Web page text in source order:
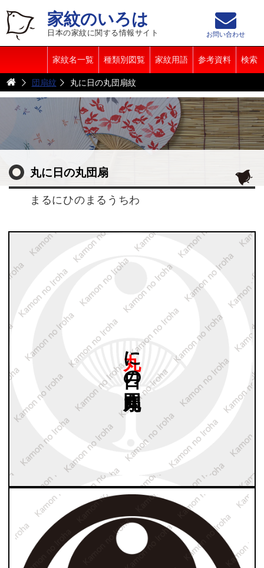
家紋のいろは
日本の家紋に関する情報サイト
家紋名一覧 種類別図覧 家紋用語 参考資料 検索
お問い合わせ
団扇紋 丸に日の丸団扇紋
丸に日の丸団扇
まるにひのまるうちわ
丸団扇